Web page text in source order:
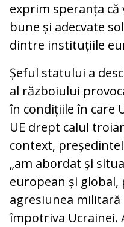
exprim speranța că
bune și adecvate
dintre instituțiile
Șeful statului a
al războiului
în condițiile în care
UE drept calul
context,
„am abordat și
european și
agresiunea militară
împotriva Ucrainei.